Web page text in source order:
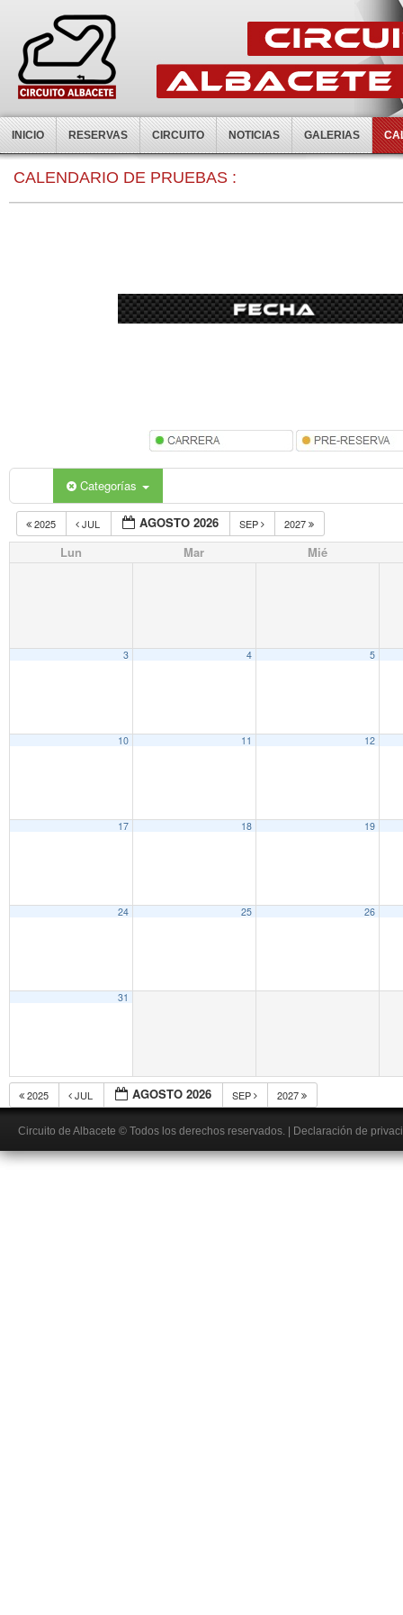
INICIO RESERVAS CIRCUITO NOTICIAS GALERIAS
CALENDARIO DE PRUEBAS :
Categorías
2025 JUL AGOSTO 2026 SEP 2027
Lun Mar Mié
3 4 5
10 11 12
17 18 19
24 25 26
31
2025 JUL AGOSTO 2026 SEP 2027
Circuito de Albacete © Todos los derechos reservados. Declaración de